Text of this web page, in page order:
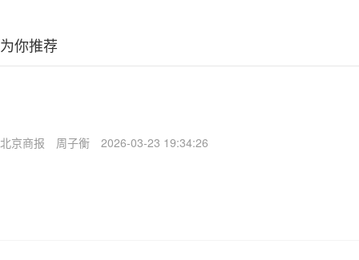
为你推荐
北京商报 周子衡 2026-03-23 19:34:26